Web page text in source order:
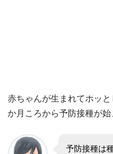
赤ちゃんが生まれてホッ
か月ころから予防接種が始
予防接種は